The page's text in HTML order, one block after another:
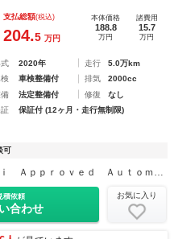
ト
支払総額(税込)
204.5 万円
本体価格
188.8
万円
諸費用
15.7
万円
2020年 走行
5.0万km
車検整備付 排気
2000cc
法定整備付 修復
なし
保証付 (12ヶ月・走行無制限)
可
アウディ大分 Ａｕｄｉ Ａｐｐｒｏｖｅｄ Ａｕｔｏｍｏｂｉｌｅ 大分
積依頼
合わせ
お気に入り